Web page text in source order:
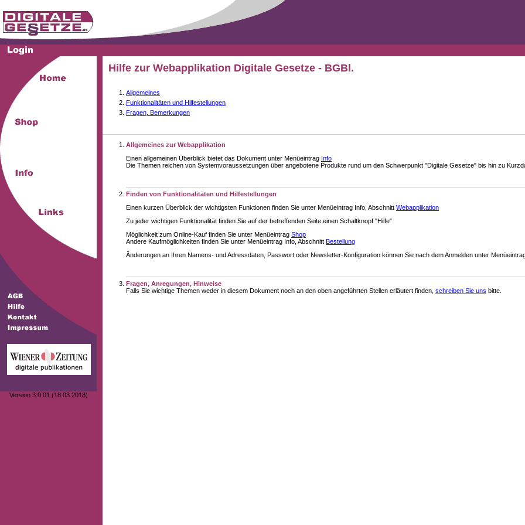
Version 3.0.01 (18.03.2018)
Hilfe zur Webapplikation Digitale Gesetze - BGBl.
Allgemeines
Funktionalitäten und Hilfestellungen
Fragen, Bemerkungen
Allgemeines zur Webapplikation
Einen allgemeinen Überblick bietet das Dokument unter Menüeintrag Info
Die Themen reichen von Systemvoraussetzungen über angebotene Produkte rund um den Schwerpunkt "Digitale Gesetze" bis hin zu
Finden von Funktionalitäten und Hilfestellungen
Einen kurzen Überblick der wichtigsten Funktionen finden Sie unter Menüeintrag Info, Abschnitt Webapplikation
Zu jeder wichtigen Funktionalität finden Sie auf der betreffenden Seite einen Schaltknopf "Hilfe"
Möglichkeit zum Online-Kauf finden Sie unter Menüeintrag Shop
Andere Kaufmöglichkeiten finden Sie unter Menüeintrag Info, Abschnitt Bestellung
Änderungen an Ihren Namens- und Adressdaten, Passwort oder Newsletter-Konfiguration können Sie nach dem Anmelden unter
Fragen, Anregungen, Hinweise
Falls Sie wichtige Themen weder in diesem Dokument noch an den oben angeführten Stellen erläutert finden, schreiben Sie uns bitte.